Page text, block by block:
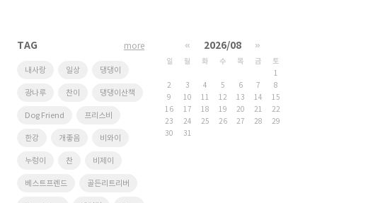
TAG
내사랑 일상 댕댕이
광나루 찬이 댕댕이산책
Dog Friend 프리스비
한강 개좋음 비와이
누렁이 찬 비제이
베스트프렌드 골든리트리버
more « 2026/08 »
일 월 화 수 목 금
토
1
2
3 4 5 6 7
8
9
10 11 12 13 14
15
16
17 18 19 20 21
22
23
24 25 26 27 28
29
30
31